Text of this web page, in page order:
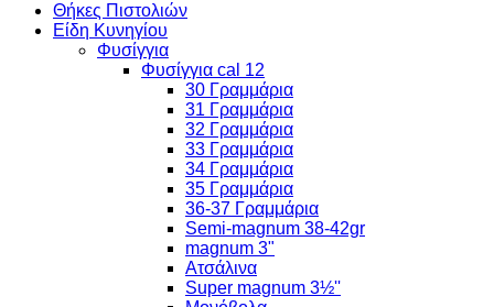
Θήκες Πιστολιών
Είδη Κυνηγίου
Φυσίγγια
Φυσίγγια cal 12
30 Γραμμάρια
31 Γραμμάρια
32 Γραμμάρια
33 Γραμμάρια
34 Γραμμάρια
35 Γραμμάρια
36-37 Γραμμάρια
Semi-magnum 38-42gr
magnum 3"
Ατσάλινα
Super magnum 3½''